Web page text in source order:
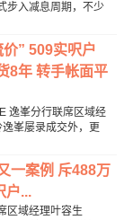
步入减息周期，不少
” 509实呎户
8年 转手帐面平
逸峯分行联席区域经
峯屡录成交外，更
一案例 斥488万
户...
区域经理叶容生